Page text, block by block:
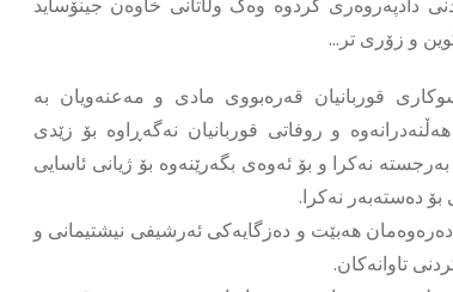
و زۆری تر…
قوربانیان قەرەبووی مادی و مەعنەویان بە
و روفاتی قوربانیان نەگەڕاوە بۆ زێدی
نەکرا و بۆ ئەوەی بگەرێنەوە بۆ ژیانی ئاسایی
بۆ دەستەبەر نەکرا.
هەبێت و دەزگایەکی ئەرشیفی نیشتیمانی و
تاوانەکان.